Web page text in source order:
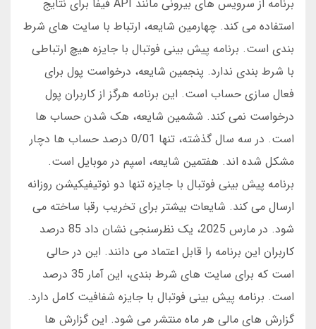
برنامه از سرویس های بیرونی مانند API فیفا برای نتایج
استفاده می کند. چهارمین شایعه، ارتباط با سایت های شرط
بندی است. برنامه پیش بینی فوتبال با جایزه هیچ ارتباطی
با شرط بندی ندارد. پنجمین شایعه، درخواست پول برای
فعال سازی حساب است. این برنامه هرگز از کاربران پول
درخواست نمی کند. ششمین شایعه، هک شدن حساب ها
است. در سه سال گذشته، تنها 0/01 درصد حساب ها دچار
مشکل شده اند. هفتمین شایعه، اسپم در موبایل است.
برنامه پیش بینی فوتبال با جایزه تنها دو نوتیفیکیشن روزانه
ارسال می کند. شایعات بیشتر برای تخریب رقبا ساخته می
شود. در مارس 2025، یک نظرسنجی نشان داد 85 درصد
کاربران این برنامه را قابل اعتماد می دانند. این در حالی
است که برای سایت های شرط بندی، این آمار 35 درصد
است. برنامه پیش بینی فوتبال با جایزه شفافیت کامل دارد.
گزارش های مالی هر ماه منتشر می شود. این گزارش ها